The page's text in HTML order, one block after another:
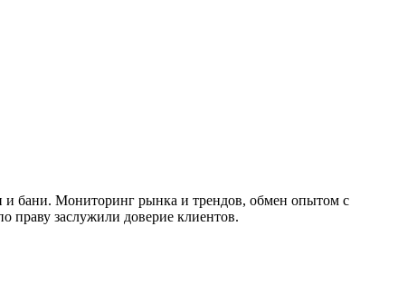
и бани. Мониторинг рынка и трендов, обмен опытом с
праву заслужили доверие клиентов.